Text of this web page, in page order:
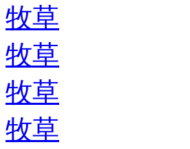
牧草
牧草
牧草
牧草